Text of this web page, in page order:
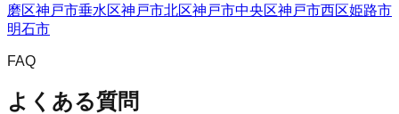
磨区神戸市垂水区神戸市北区神戸市中央区神戸市西区姫路市
明石市
FAQ
よくある質問